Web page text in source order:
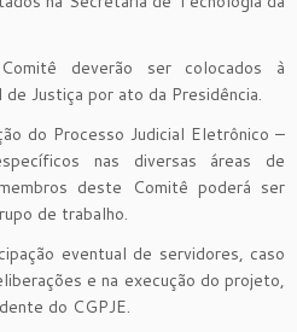
deverão ser colocados à
Justiça por ato da Presidência.
do Processo Judicial Eletrônico –
nas diversas áreas de
deste Comitê poderá ser
de trabalho.
eventual de servidores, caso
e na execução do projeto,
do CGPJE.